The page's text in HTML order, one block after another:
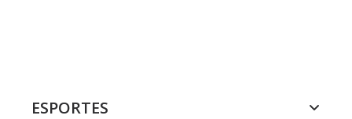
ESPORTES